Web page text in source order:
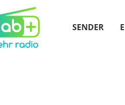
SENDER